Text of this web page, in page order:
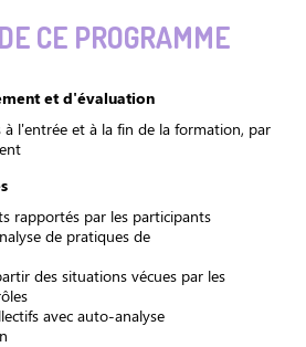
CE PROGRAMME
et d'évaluation
à l'entrée et à la fin de la formation, par
rapportés par les participants
de pratiques de
des situations vécues par les
avec auto-analyse